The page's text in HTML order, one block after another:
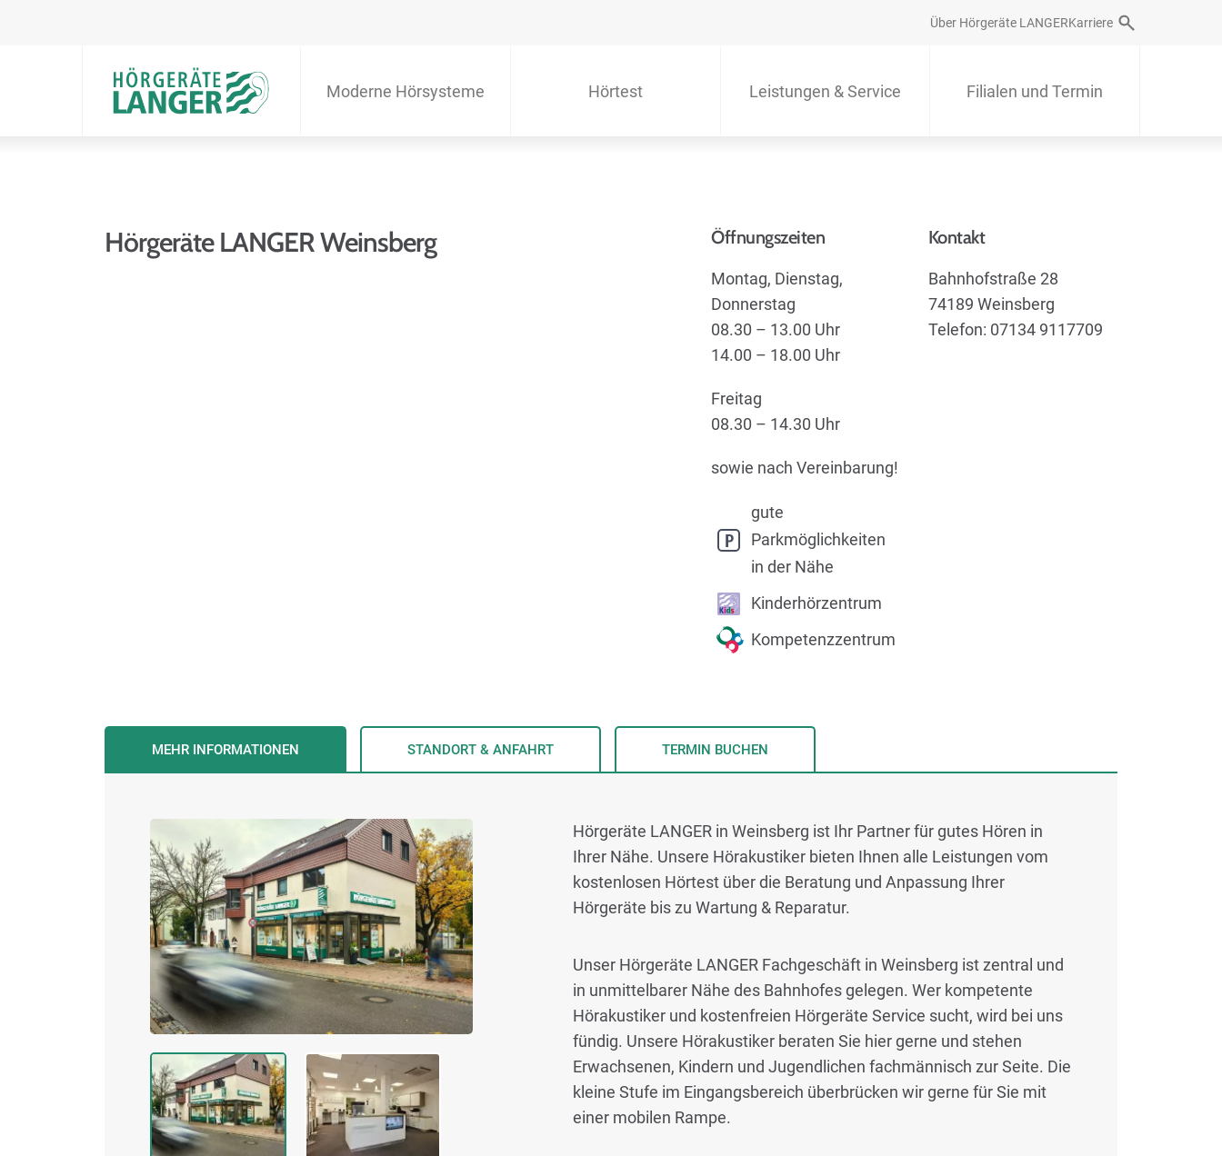
Über Hörgeräte LANGERKarriere
Moderne Hörsysteme Hörtest Leistungen & Service Filialen und Termin
Hörgeräte LANGER Weinsberg Öffnungszeiten
Montag, Dienstag,
Donnerstag
08.30 – 13.00 Uhr
14.00 – 18.00 Uhr
Freitag
08.30 – 14.30 Uhr
sowie nach Vereinbarung!
gute
Parkmöglichkeiten
in der Nähe
Kinderhörzentrum
Kompetenzzentrum
Kontakt
Bahnhofstraße 28
74189 Weinsberg
Telefon: 07134 9117709
MEHR INFORMATIONEN STANDORT & ANFAHRT TERMIN BUCHEN
Hörgeräte LANGER in Weinsberg ist Ihr Partner für gutes Hören in
Ihrer Nähe. Unsere Hörakustiker bieten Ihnen alle Leistungen vom
kostenlosen Hörtest über die Beratung und Anpassung Ihrer
Hörgeräte bis zu Wartung & Reparatur.
Unser Hörgeräte LANGER Fachgeschäft in Weinsberg ist zentral und
in unmittelbarer Nähe des Bahnhofes gelegen. Wer kompetente
Hörakustiker und kostenfreien Hörgeräte Service sucht, wird bei uns
fündig. Unsere Hörakustiker beraten Sie hier gerne und stehen
Erwachsenen, Kindern und Jugendlichen fachmännisch zur Seite. Die
kleine Stufe im Eingangsbereich überbrücken wir gerne für Sie mit
einer mobilen Rampe.